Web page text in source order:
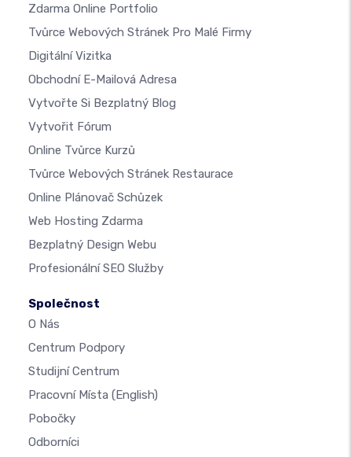
Zdarma Online Portfolio
Tvůrce Webových Stránek Pro Malé Firmy
Digitální Vizitka
Obchodní E-Mailová Adresa
Vytvořte Si Bezplatný Blog
Vytvořit Fórum
Online Tvůrce Kurzů
Tvůrce Webových Stránek Restaurace
Online Plánovač Schůzek
Web Hosting Zdarma
Bezplatný Design Webu
Profesionální SEO Služby
Společnost
O Nás
Centrum Podpory
Studijní Centrum
Pracovní Místa (English)
Pobočky
Odborníci